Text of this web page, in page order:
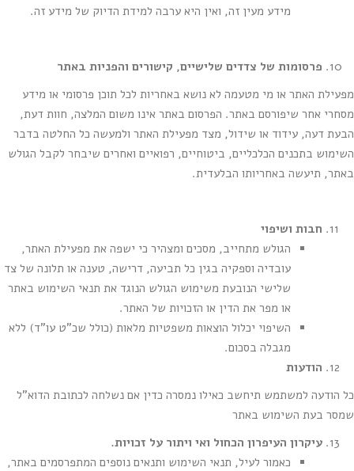
מידע מעין זה, ואין היא ערבה למידת הדיוק של מידע זה.
פרסומות של צדדים שלישיים, קישורים והפניות באתר
מפעילת האתר או מי מטעמה לא נושא באחריות לכל תוכן פרסומי או מידע
מסחרי אחר שיפורסם באתר. הפרסום באתר אינו משום המלצה, חוות דעת,
הבעת דעה, עידוד או שידול, מצד מפעילת האתר ולמעשה כל החלטה בדבר
השימוש בתכנים הכלכליים, ביטוחיים, רפואיים ואחרים שיבחר לקבל הגולש
באתר, תיעשה באחריותו הבלעדית.
חבות ושיפוי
הגולש מתחייב, מסכים ומצהיר כי ישפה את מפעילת האתר,
עובדיה וספקיה בגין כל תביעה, דרישה, טענה או תלונה של צד
שלישי הנובעת משימוש הגולש הנוגד את תנאי השימוש באתר
או מפר את הדין או הזכויות של האתר.
השיפוי יכלול הוצאות משפטיות מלאות (כולל שכ"ט עו"ד) ללא
מגבלה בסכום.
הודעות
כל הודעה למשתמש תיחשב כאילו נמסרה כדין אם נשלחה לכתובת הדוא"ל
שמסר בעת השימוש באתר
עיקרון העיפרון הכחול ואי ויתור על זכויות.
כאמור לעיל, תנאי השימוש ותנאים נוספים המתפרסמים באתר,